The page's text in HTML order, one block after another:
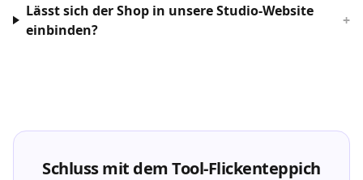
Lässt sich der Shop in unsere Studio-Website
einbinden?
+
Schluss mit dem Tool-Flickenteppich